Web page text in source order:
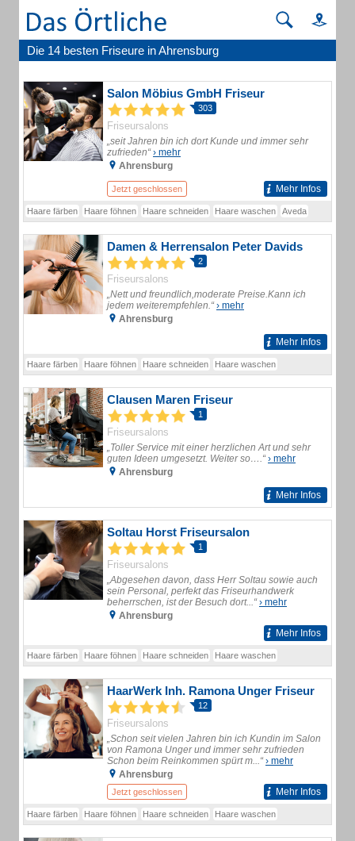
Die 14 besten Friseure in Ahrensburg
Salon Möbius GmbH Friseur
303
Friseursalons
„seit Jahren bin ich dort Kunde und immer sehr
zufrieden“› mehr
Ahrensburg
Jetzt geschlossen Mehr Infos
Haare färben Haare föhnen Haare schneiden Haare waschen Aveda
Damen & Herrensalon Peter Davids
2
Friseursalons
„Nett und freundlich,moderate Preise.Kann ich
jedem weiterempfehlen.“› mehr
Ahrensburg
Mehr Infos
Haare färben Haare föhnen Haare schneiden Haare waschen
Clausen Maren Friseur
1
Friseursalons
„Toller Service mit einer herzlichen Art und sehr
guten Ideen umgesetzt. Weiter so….“› mehr
Ahrensburg
Mehr Infos
Soltau Horst Friseursalon
1
Friseursalons
„Abgesehen davon, dass Herr Soltau sowie auch
sein Personal, perfekt das Friseurhandwerk
beherrschen, ist der Besuch dort...“› mehr
Ahrensburg
Mehr Infos
Haare färben Haare föhnen Haare schneiden Haare waschen
HaarWerk Inh. Ramona Unger Friseur
12
Friseursalons
„Schon seit vielen Jahren bin ich Kundin im Salon
von Ramona Unger und immer sehr zufrieden
Schon beim Reinkommen spürt m...“› mehr
Ahrensburg
Jetzt geschlossen Mehr Infos
Haare färben Haare föhnen Haare schneiden Haare waschen